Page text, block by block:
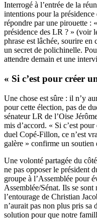
Interrogé à l’entrée de la
intentions pour la
répondre par une pirouette :
présidence des LR ? » (voir
phrase est lâchée, sourire
un secret de polichinelle.
attendre demain et une
« Si c’est pour créer
Une chose est sûre : il n’y
pour cette élection, pas de
sénateur LR de l’Oise
mis d’accord. « Si c’est
duel Copé-Fillon, ce n’est
galère » confirme un
Une volonté partagée du
ne pas opposer le président
groupe à l’Assemblée pour
Assemblée/Sénat. Ils se sont
l’entourage de Christian
n’aurait pas non plus pris sa
solution pour que notre